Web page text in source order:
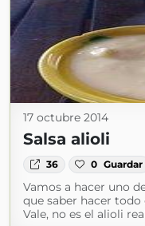
17 octubre 2014
Salsa alioli
36 0 Guardar
Vamos a hacer uno
que saber hacer
Vale, no es el alioli